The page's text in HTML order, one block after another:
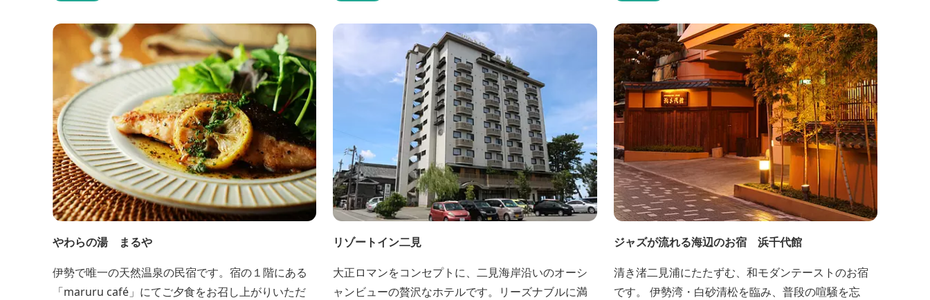
た方はビックリしますよ。
やわらの湯 まるや
伊勢で唯一の天然温泉の民宿です。宿の１階にある
「maruru café」にてご夕食をお召し上がりいただ
リゾートイン二見
大正ロマンをコンセプトに、二見海岸沿いのオーシ
ャンビューの贅沢なホテルです。リーズナブルに満
ジャズが流れる海辺のお宿 浜千代館
清き渚二見浦にたたずむ、和モダンテーストのお宿
です。 伊勢湾・白砂清松を臨み、普段の喧騒を忘